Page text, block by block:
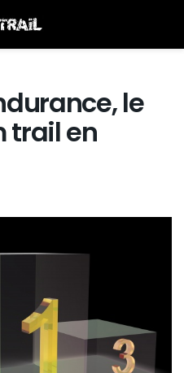
le
trail en